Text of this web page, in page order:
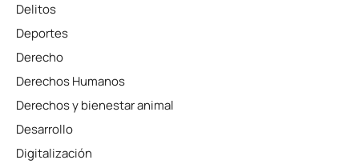
Delitos
Deportes
Derecho
Derechos Humanos
Derechos y bienestar animal
Desarrollo
Digitalización